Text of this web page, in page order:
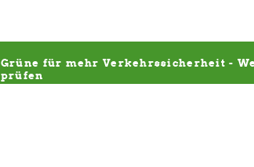
Grüne für mehr Verkehrssicherheit -
prüfen